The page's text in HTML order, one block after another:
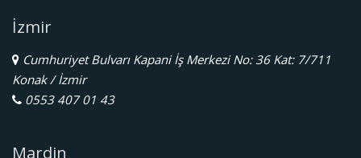
İzmir
Cumhuriyet Bulvarı Kapani İş Merkezi No: 36 Kat: 7/711
Konak / İzmir
0553 407 01 43
Mardin